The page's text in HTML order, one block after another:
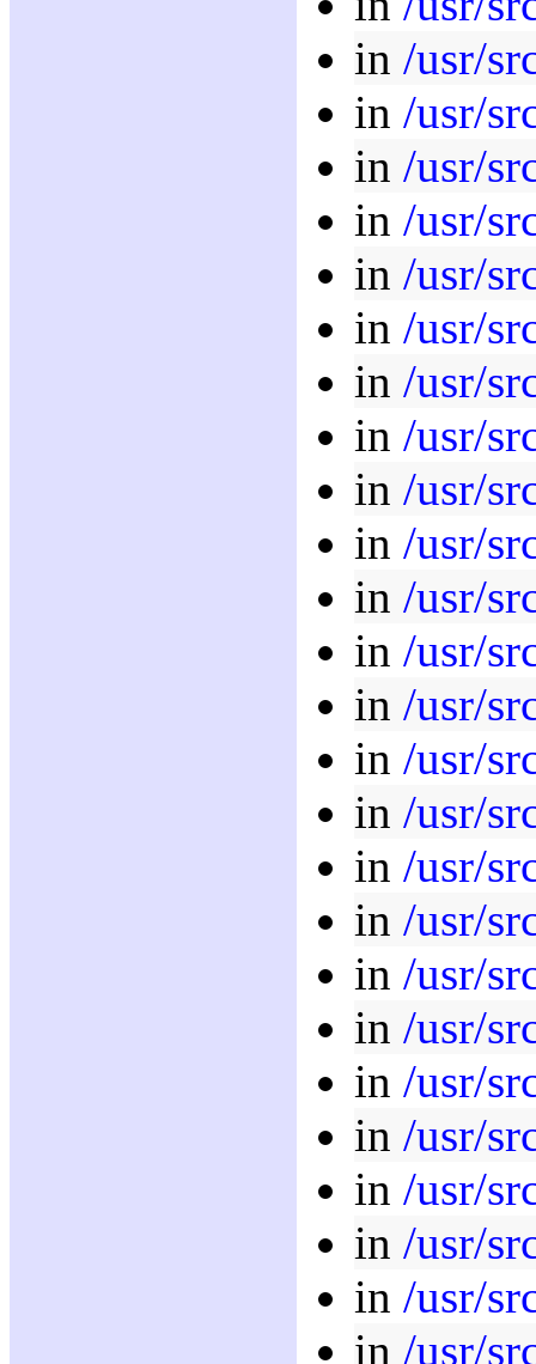
in /usr/
in /usr/
in /usr/
in /usr/
in /usr/
in /usr/
in /usr/
in /usr/
in /usr/
in /usr/
in /usr/
in /usr/
in /usr/
in /usr/
in /usr/
in /usr/
in /usr/
in /usr/
in /usr/
in /usr/
in /usr/
in /usr/
in /usr/
in /usr/
in /usr/